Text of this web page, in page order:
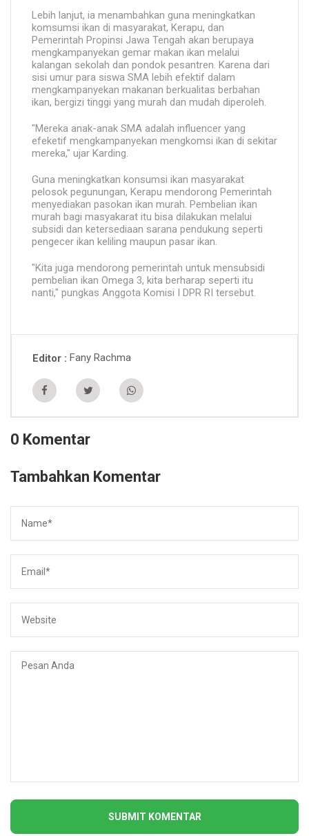
Lebih lanjut, ia menambahkan guna meningkatkan
komsumsi ikan di masyarakat, Kerapu, dan
Pemerintah Propinsi Jawa Tengah akan berupaya
mengkampanyekan gemar makan ikan melalui
kalangan sekolah dan pondok pesantren. Karena dari
sisi umur para siswa SMA lebih efektif dalam
mengkampanyekan makanan berkualitas berbahan
ikan, bergizi tinggi yang murah dan mudah diperoleh.
"Mereka anak-anak SMA adalah influencer yang
efeketif mengkampanyekan mengkomsi ikan di sekitar
mereka," ujar Karding.
Guna meningkatkan konsumsi ikan masyarakat
pelosok pegunungan, Kerapu mendorong Pemerintah
menyediakan pasokan ikan murah. Pembelian ikan
murah bagi masyakarat itu bisa dilakukan melalui
subsidi dan ketersediaan sarana pendukung seperti
pengecer ikan keliling maupun pasar ikan.
"Kita juga mendorong pemerintah untuk mensubsidi
pembelian ikan Omega 3, kita berharap seperti itu
nanti," pungkas Anggota Komisi I DPR RI tersebut.
Editor Fany Rachma
0 Komentar
Tambahkan Komentar